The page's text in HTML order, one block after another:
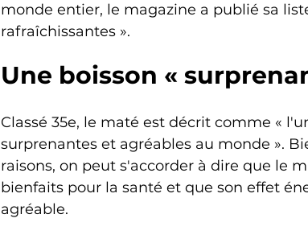
monde entier, le magazine a publié sa
rafraîchissantes ».
Une boisson «
Classé 35e, le maté est décrit comme «
surprenantes et agréables au monde ».
raisons, on peut s'accorder à dire que le
bienfaits pour la santé et que son effet
agréable.